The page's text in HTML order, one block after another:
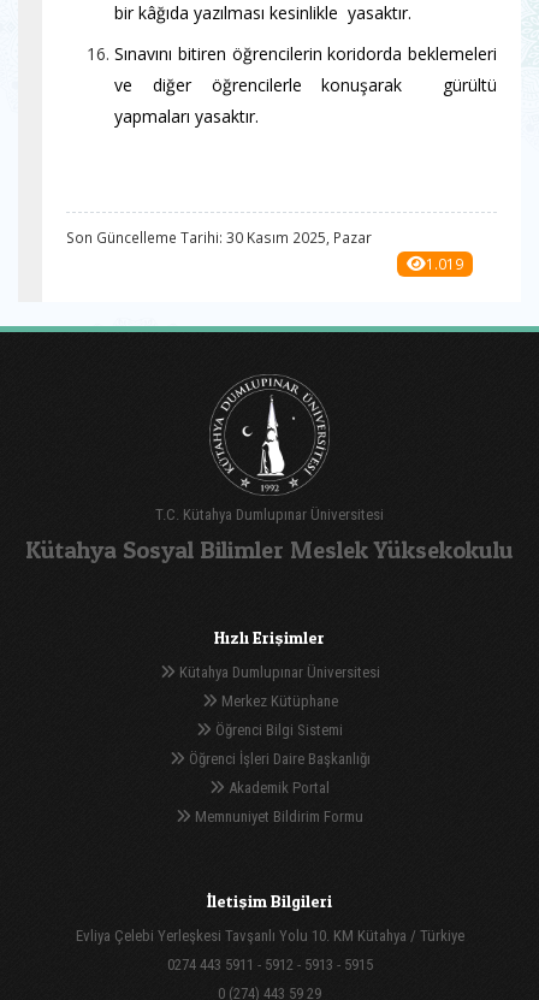
bir kâğıda yazılması kesinlikle yasaktır.
Sınavını bitiren öğrencilerin koridorda beklemeleri
ve diğer öğrencilerle konuşarak gürültü
yapmaları yasaktır.
Son Güncelleme Tarihi: 30 Kasım 2025, Pazar
1.019
T.C. Kütahya Dumlupınar Üniversitesi
Kütahya Sosyal Bilimler Meslek Yüksekokulu
Hızlı Erişimler
Kütahya Dumlupınar Üniversitesi
Merkez Kütüphane
Öğrenci Bilgi Sistemi
Öğrenci İşleri Daire Başkanlığı
Akademik Portal
Memnuniyet Bildirim Formu
İletişim Bilgileri
Evliya Çelebi Yerleşkesi Tavşanlı Yolu 10. KM Kütahya / Türkiye
0274 443 5911 - 5912 - 5913 - 5915
0 (274) 443 59 29